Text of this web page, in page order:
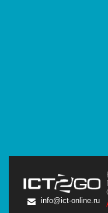
info@ict-online.ru